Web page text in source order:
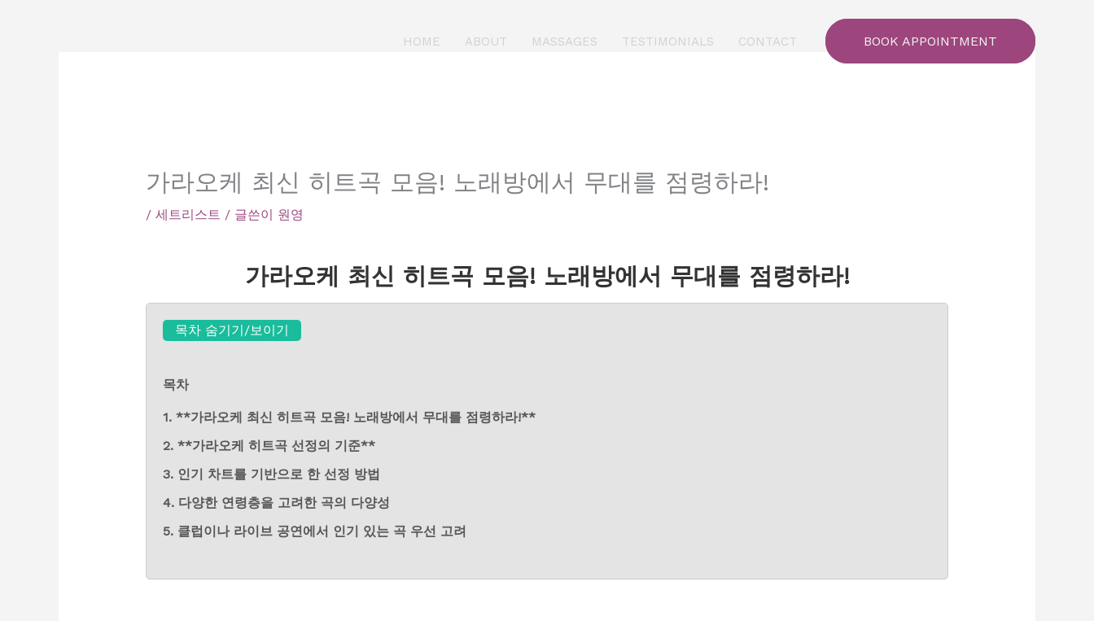
HOME ABOUT MASSAGES TESTIMONIALS CONTACT BOOK APPOINTMENT
가라오케 최신 히트곡 모음! 노래방에서 무대를 점령하라!
/ 세트리스트 / 글쓴이 원영
가라오케 최신 히트곡 모음! 노래방에서 무대를 점령하라!
목차 숨기기/보이기
목차
1. **가라오케 최신 히트곡 모음! 노래방에서 무대를 점령하라!**
2. **가라오케 히트곡 선정의 기준**
3. 인기 차트를 기반으로 한 선정 방법
4. 다양한 연령층을 고려한 곡의 다양성
5. 클럽이나 라이브 공연에서 인기 있는 곡 우선 고려